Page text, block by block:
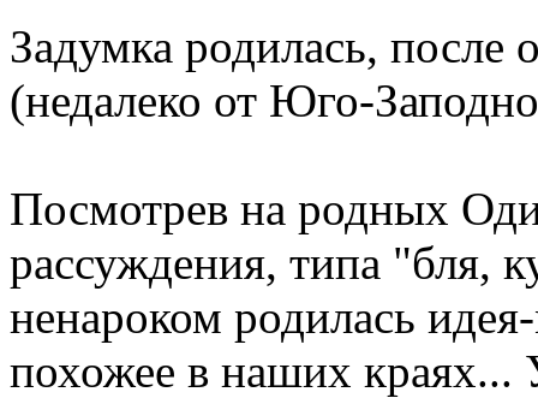
Задумка родилась, после
(недалеко от Юго-
Посмотрев на родных
рассуждения, типа "бля,
ненароком родилась
похожее в наших краях...